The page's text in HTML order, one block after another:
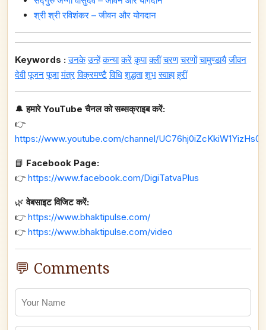
श्री श्री रविशंकर – जीवन और योगदान
Keywords :उनके उन्हें कन्या करें कृपा क्लीं चरण चरणों चामुण्डायै जीवन
देवी पूजन पूजा मंत्र विक्रमण्टै विधि शुद्धता शुभ स्वाहा ह्रीं
🔔हमारे YouTube चैनल को सब्सक्राइब करें:
👉
https://www.youtube.com/channel/
📘 Facebook Page:
👉 https://www.facebook.com/DigiTatvaPlus
🌿वेबसाइट विजिट करें:
👉 https://www.bhaktipulse.com/
👉 https://www.bhaktipulse.com/video
💬 Comments